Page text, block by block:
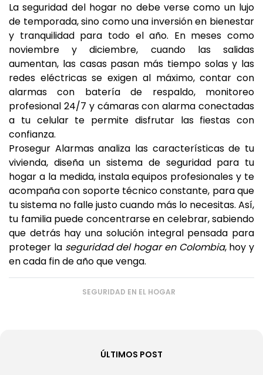
La seguridad del hogar no debe verse como un lujo
de temporada, sino como una inversión en bienestar
y tranquilidad para todo el año. En meses como
noviembre y diciembre, cuando las salidas
aumentan, las casas pasan más tiempo solas y las
redes eléctricas se exigen al máximo, contar con
alarmas con batería de respaldo, monitoreo
profesional 24/7 y cámaras con alarma conectadas
a tu celular te permite disfrutar las fiestas con
confianza.
Prosegur Alarmas analiza las características de tu
vivienda, diseña un sistema de seguridad para tu
hogar a la medida, instala equipos profesionales y te
acompaña con soporte técnico constante, para que
tu sistema no falle justo cuando más lo necesitas. Así,
tu familia puede concentrarse en celebrar, sabiendo
que detrás hay una solución integral pensada para
proteger la seguridad del hogar en Colombia, hoy y
en cada fin de año que venga.
SEGURIDAD EN EL HOGAR
ÚLTIMOS POST